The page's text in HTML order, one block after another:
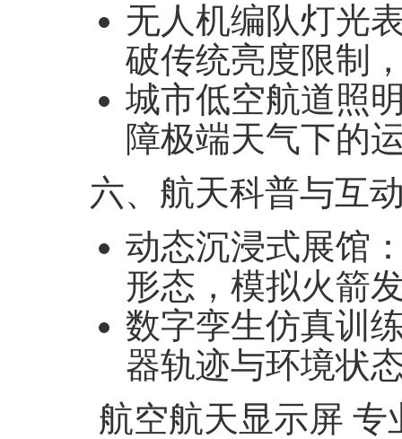
无人机编队灯光
破传统亮度限制
城市低空航道照
障极端天气下的
六、航天科普与互
动态沉浸式展馆
形态，模拟火箭
数字孪生仿真训
器轨迹与环境状
航空航天显示屏 专